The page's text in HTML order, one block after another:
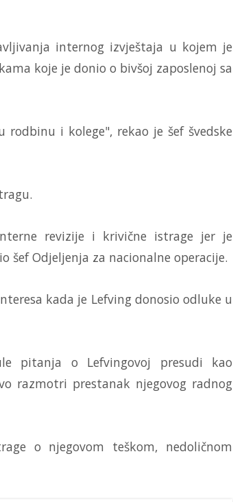
internog izvještaja u kojem je
koje je donio o bivšoj zaposlenoj sa
i kolege", rekao je šef švedske
revizije i krivične istrage jer je
šef Odjeljenja za nacionalne operacije.
kada je Lefving donosio odluke u
pitanja o Lefvingovoj presudi kao
razmotri prestanak njegovog radnog
o njegovom teškom, nedoličnom